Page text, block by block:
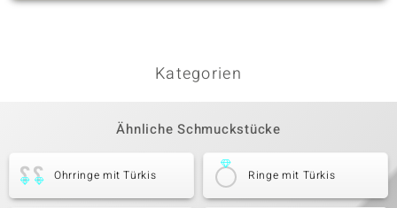
Kategorien
Ähnliche Schmuckstücke
Ohrringe mit Türkis Ringe mit Türkis